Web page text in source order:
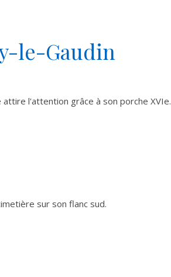
le-Gaudin
l'attention grâce à son porche XVIe.
sur son flanc sud.